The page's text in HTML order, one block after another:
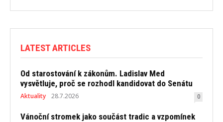
LATEST ARTICLES
Od starostování k zákonům. Ladislav Med
vysvětluje, proč se rozhodl kandidovat do Senátu
Aktuality 28.7.2026 0
Vánoční stromek jako součást tradic a vzpomínek